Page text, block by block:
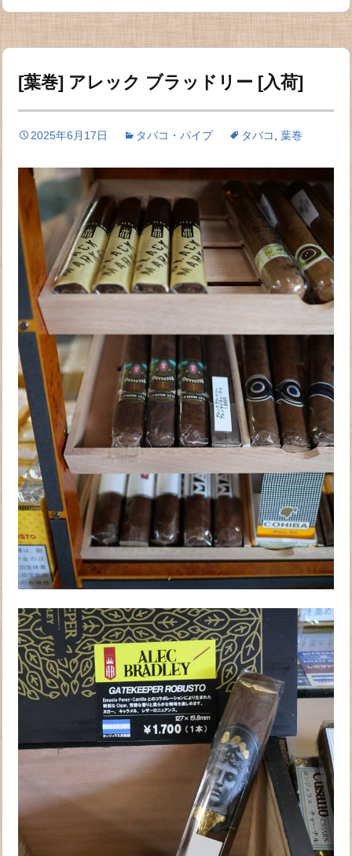
[葉巻] アレック ブラッドリー [入荷]
2025年6月17日 タバコ・パイプ タバコ 葉巻